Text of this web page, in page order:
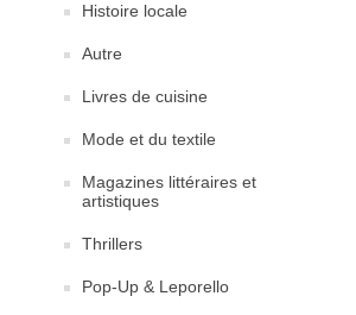
Histoire locale
Autre
Livres de cuisine
Mode et du textile
Magazines littéraires et
artistiques
Thrillers
Pop-Up & Leporello